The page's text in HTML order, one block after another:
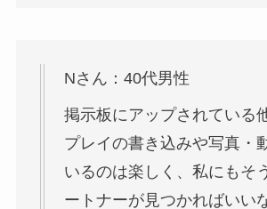
Nさん：40代男性
掲示板にアップされている
プレイの書き込みや写真・
いるのは楽しく、私にもそ
ートナーが見つかればいい